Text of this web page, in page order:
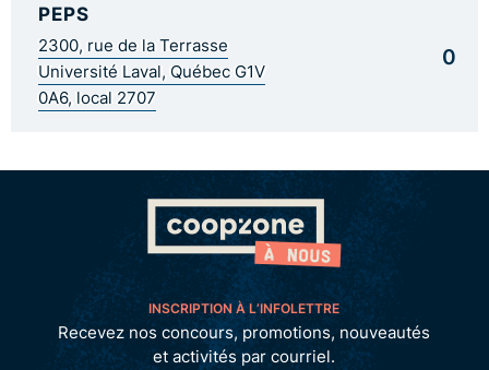
PEPS
2300, rue de la Terrasse
Université Laval, Québec G1V
0A6, local 2707
0
INSCRIPTION À L’INFOLETTRE
Recevez nos concours, promotions, nouveautés
et activités par courriel.